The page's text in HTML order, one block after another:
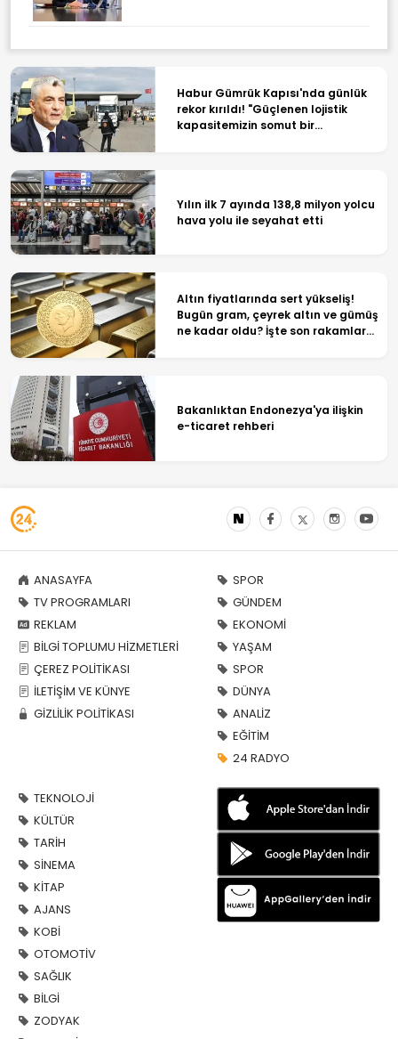
Habur Gümrük Kapısı'nda günlük
rekor kırıldı! "Güçlenen lojistik
kapasitemizin somut bir
Yılın ilk 7 ayında 138,8 milyon yolcu
hava yolu ile seyahat etti
Altın fiyatlarında sert yükseliş!
Bugün gram, çeyrek altın ve gümüş
ne kadar oldu? İşte son rakamlar...
Bakanlıktan Endonezya'ya ilişkin
e-ticaret rehberi
ANASAYFA
TV PROGRAMLARI
REKLAM
BİLGİ TOPLUMU HİZMETLERİ
ÇEREZ POLİTİKASI
İLETİŞİM VE KÜNYE
GİZLİLİK POLİTİKASI
SPOR
GÜNDEM
EKONOMİ
YAŞAM
SPOR
DÜNYA
ANALİZ
EĞİTİM
24 RADYO
TEKNOLOJİ
KÜLTÜR
TARİH
SİNEMA
KİTAP
AJANS
KOBİ
OTOMOTİV
SAĞLIK
BİLGİ
ZODYAK